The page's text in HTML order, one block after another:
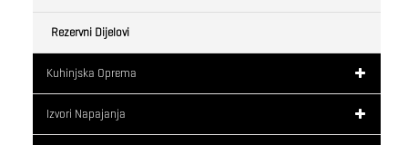
Rezervni Dijelovi
Kuhinjska Oprema
Izvori Napajanja